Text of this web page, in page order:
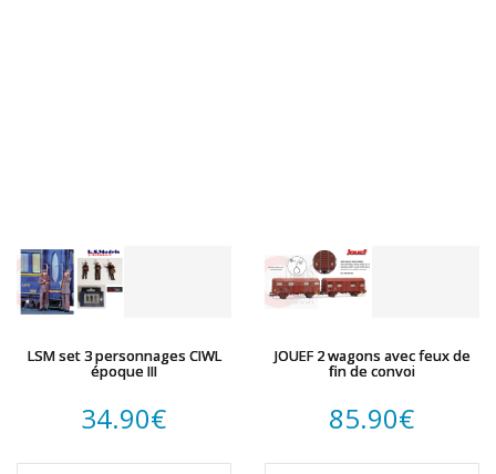
LSM set 3 personnages CIWL
époque III
34.90€
JOUEF 2 wagons avec feux de
fin de convoi
85.90€